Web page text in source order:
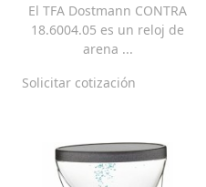
El TFA Dostmann CONTRA
18.6004.05 es un reloj de
arena ...
Solicitar cotización